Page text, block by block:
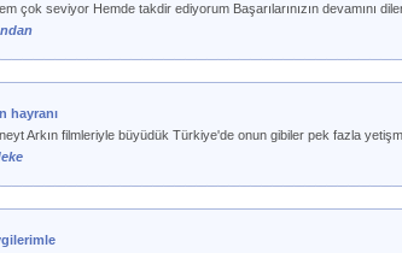
çok seviyor Hemde takdir ediyorum Başarılarınızın devamını
hayranı
Arkın filmleriyle büyüdük Türkiye'de onun gibiler pek fazla